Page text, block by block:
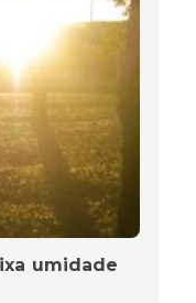
umidade